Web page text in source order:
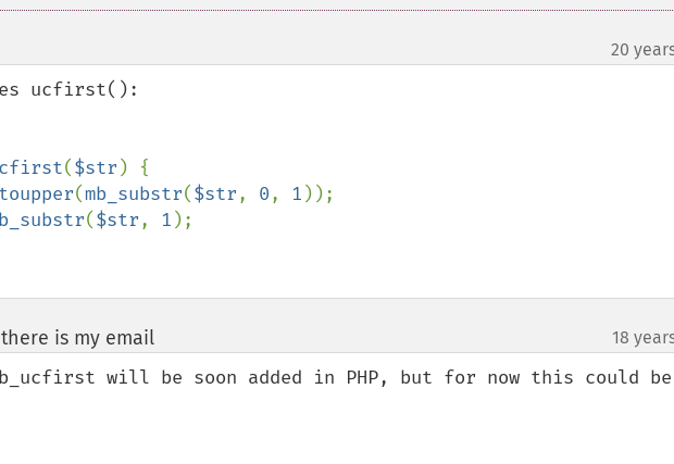
20
ucfirst():
($str ) {
(mb_substr($str, 0, 1 ));
($str, 1 );
is my email¶ 18
will be soon added in PHP, but for now this could be